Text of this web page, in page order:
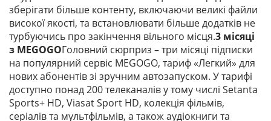
зберігати більше контенту, включаючи великі файли
високої якості, та встановлювати більше додатків не
турбуючись про закінчення вільного місця.3 місяці
з MEGOGOГоловний сюрприз – три місяці підписки
на популярний сервіс MEGOGO, тариф «Легкий» для
нових абонентів зі зручним автозапуском. У тарифі
доступно понад 200 телеканалів у тому числі Setanta
Sports+ HD, Viasat Sport HD, колекція фільмів,
серіалів та мультфільмів, а також аудіокниги та